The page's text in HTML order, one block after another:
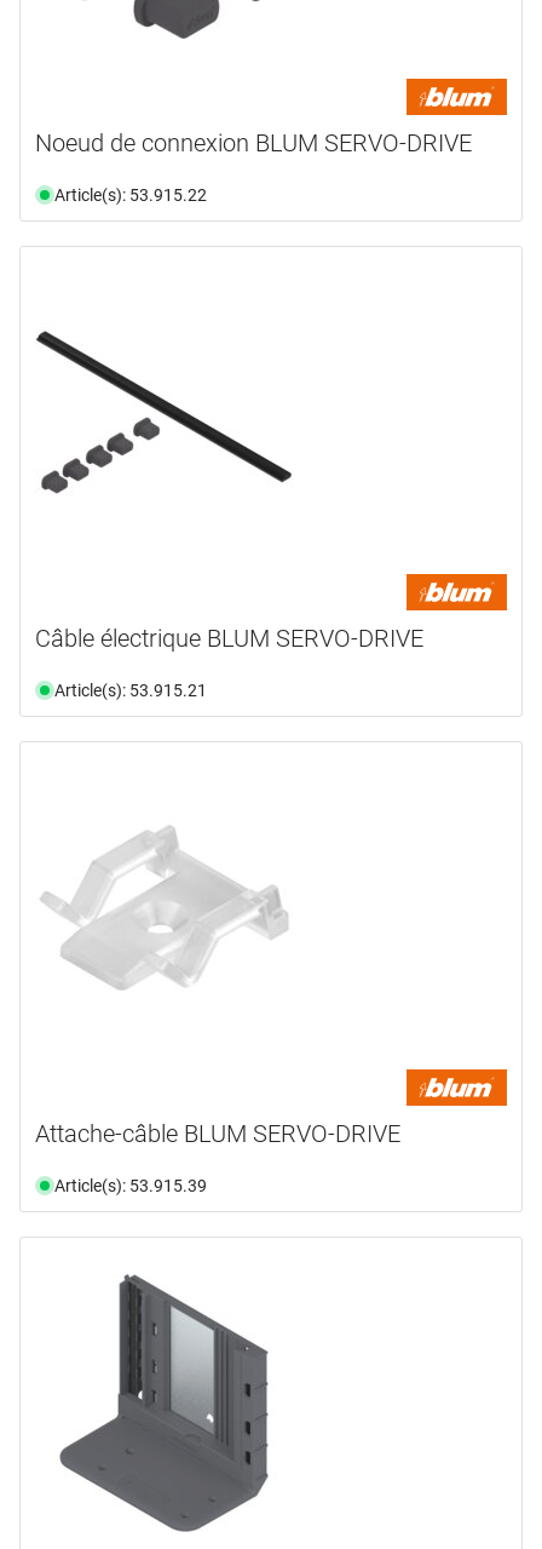
Noeud de connexion BLUM SERVO-DRIVE
Article(s): 53.915.22
Câble électrique BLUM SERVO-DRIVE
Article(s): 53.915.21
Attache-câble BLUM SERVO-DRIVE
Article(s): 53.915.39